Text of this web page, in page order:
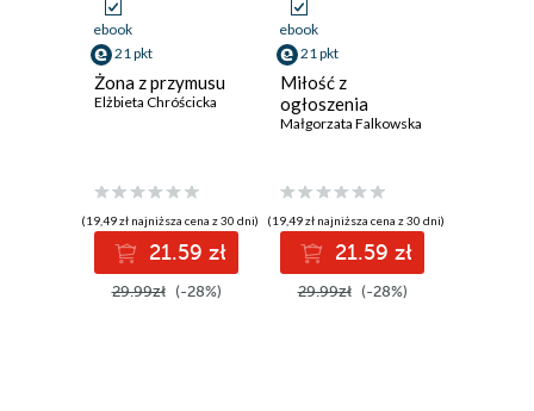
Ellie
Ian
Ellie
Ellie
Ian
Ellie
ebook
21 pkt
Żona z przymusu
Elżbieta Chróścicka
(19,49 zł najniższa cena z 30 dni)
21.59 zł
29.99zł (-28%)
ebook
21 pkt
Miłość z
ogłoszenia
Małgorzata Falkowska
(19,49 zł najniższa cena z 30 dni)
21.59 zł
29.99zł (-28%)